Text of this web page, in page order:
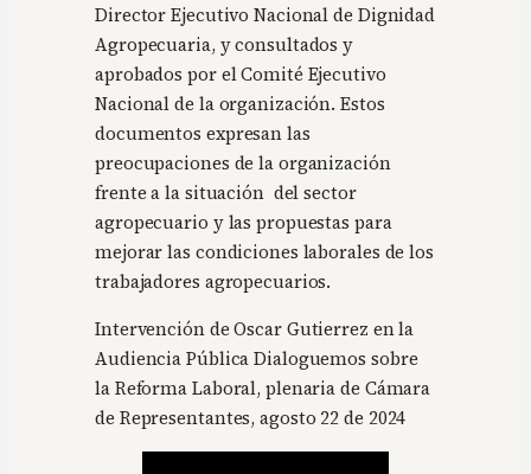
Director Ejecutivo Nacional de Dignidad
Agropecuaria, y consultados y
aprobados por el Comité Ejecutivo
Nacional de la organización. Estos
documentos expresan las
preocupaciones de la organización
frente a la situación del sector
agropecuario y las propuestas para
mejorar las condiciones laborales de los
trabajadores agropecuarios.
Intervención de Oscar Gutierrez en la
Audiencia Pública Dialoguemos sobre
la Reforma Laboral, plenaria de Cámara
de Representantes, agosto 22 de 2024